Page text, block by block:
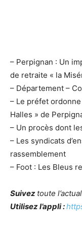
– Perpignan : Un
de retraite « la
– Département –
– Le préfet
Halles » de
– Un procès dont
– Les syndicats
rassemblement
– Foot : Les Bleus
Suivez toute
Utilisez l’appli :